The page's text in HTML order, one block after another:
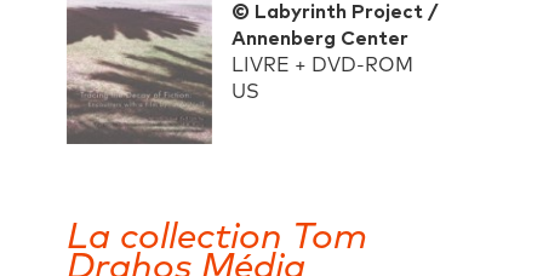
© Labyrinth Project /
Annenberg Center
LIVRE + DVD-ROM
US
La collection Tom
Drahos Média